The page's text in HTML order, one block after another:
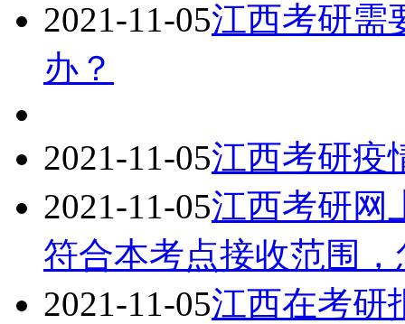
2021-11-05江西考研需
办？
2021-11-05江西考研疫
2021-11-05江西考研网
符合本考点接收范围
2021-11-05江西在考研